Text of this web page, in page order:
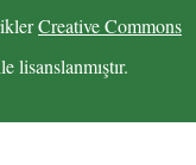
Creative Commons
lisanslanmıştır.